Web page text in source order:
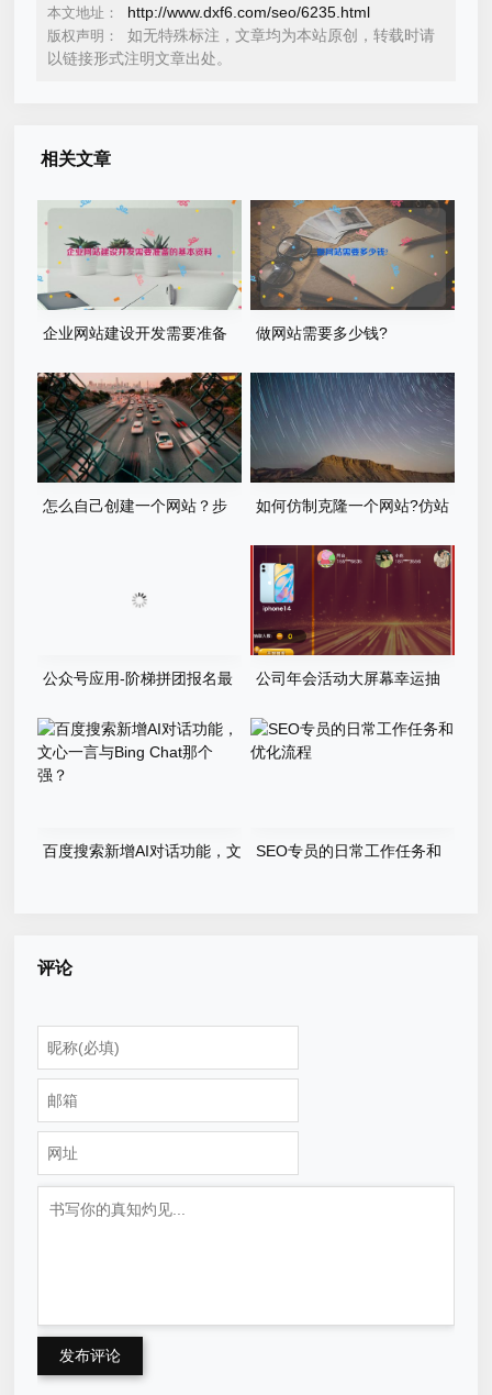
本文地址： http://www.dxf6.com/seo/6235.html
版权声明：
如无特殊标注，文章均为本站原创，转载时请
以链接形式注明文章出处。
相关文章
企业网站建设开发需要准备
做网站需要多少钱?
怎么自己创建一个网站？步
如何仿制克隆一个网站?仿站
公众号应用-阶梯拼团报名最
公司年会活动大屏幕幸运抽
百度搜索新增AI对话功能，文
SEO专员的日常工作任务和
评论
发布评论